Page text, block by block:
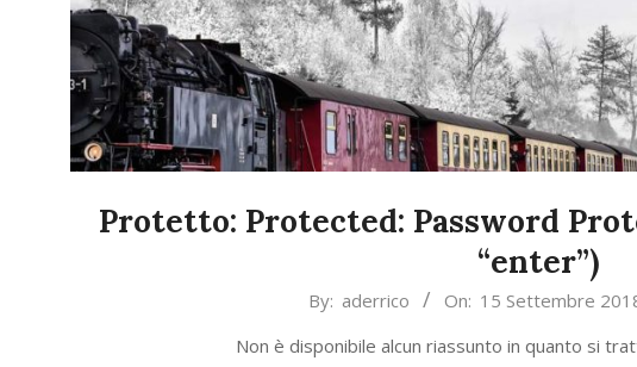
Protetto: Protected: Password
“enter”)
By: aderrico On: 15 Settembre
Non è disponibile alcun riassunto in quanto si